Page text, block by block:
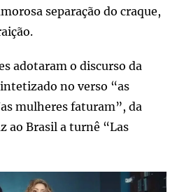
separação do craque,
adotaram o discurso da
no verso “as
mulheres faturam”, da
ao Brasil a turnê “Las